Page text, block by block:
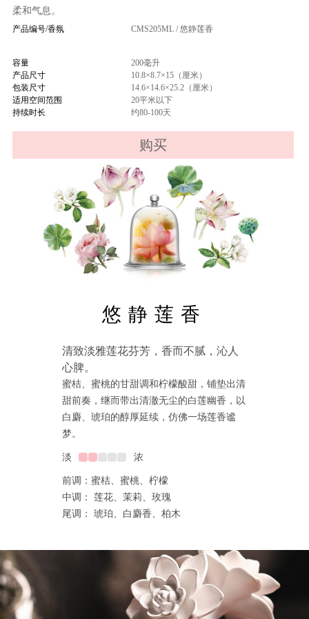
柔和气息。
产品编号/香氛 CMS205ML / 悠静莲香
容量
200毫升
产品尺寸
10.8×8.7×15（厘米）
包装尺寸
14.6×14.6×25.2（厘米）
适用空间范围
20平米以下
持续时长
约80-100天
购买
悠静莲香
清致淡雅莲花芬芳，香而不腻，沁人
心脾。
蜜桔、蜜桃的甘甜调和柠檬酸甜，铺垫出清
甜前奏，继而带出清澈无尘的白莲幽香，以
白麝、琥珀的醇厚延续，仿佛一场莲香谧
梦。
淡 浓
前调：蜜桔、蜜桃、柠檬
中调： 莲花、茉莉、玫瑰
尾调： 琥珀、白麝香、柏木